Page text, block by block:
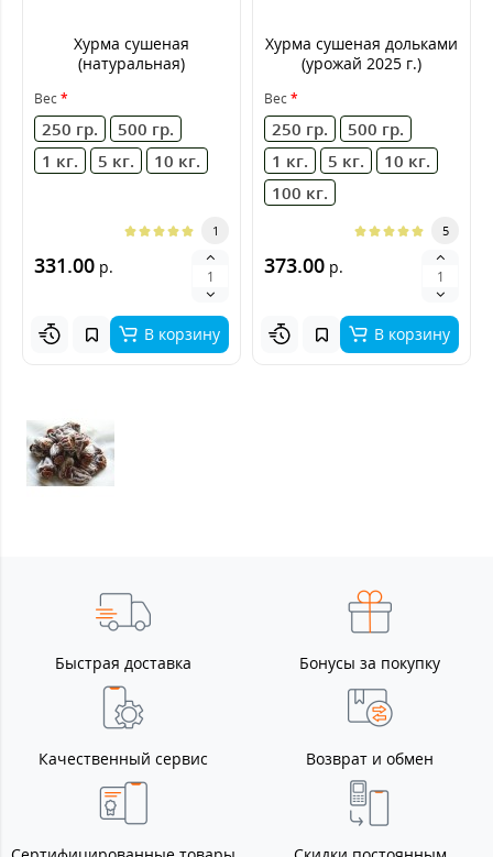
Хурма сушеная
(натуральная)
Вес
250 гр.
500 гр.
1 кг.
5 кг. 10 кг.
1
331.00 р.
В корзину
Хурма сушеная дольками
(урожай 2025 г.)
Вес
250 гр.
500 гр.
1 кг.
5 кг.
10 кг.
100 кг.
5
373.00 р.
В корзину
Быстрая доставка Бонусы за покупку
Качественный сервис Возврат и обмен